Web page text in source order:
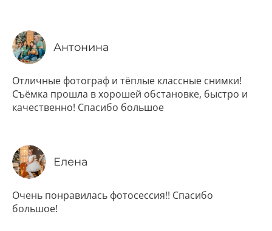
Антонина
Отличные фотограф и тёплые классные снимки!
Съёмка прошла в хорошей обстановке, быстро и
качественно! Спасибо большое
Елена
Очень понравилась фотосессия!! Спасибо
большое!